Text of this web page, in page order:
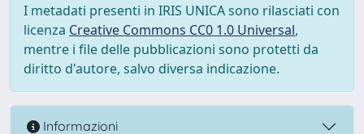
I metadati presenti in IRIS UNICA sono rilasciati con
licenza Creative Commons CC0 1.0 Universal,
mentre i file delle pubblicazioni sono protetti da
diritto d'autore, salvo diversa indicazione.
Informazioni